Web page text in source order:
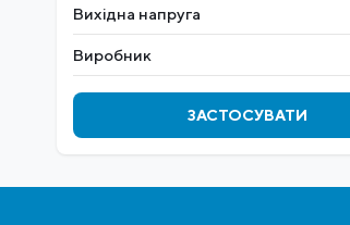
Вихідна напруга
Виробник
ЗАСТОСУВАТИ